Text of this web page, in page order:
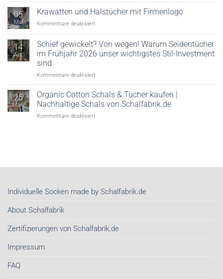
Veredelung
Möglichkeiten,
ein
tragen!
05
Mai
Krawatten und Halstücher mit Firmenlogo
Kommentare deaktiviert
und
Halstücher
mit
14
Apr.
Schief gewickelt? Von wegen! Warum Seidentücher
im Frühjahr 2026 unser wichtigstes Stil-Investment
sind
Kommentare deaktiviert
gewickelt?
Von
wegen!
wichtigstes
sind
25
März
Organic Cotton Schals & Tücher kaufen |
Nachhaltige Schals von Schalfabrik.de
Kommentare deaktiviert
kaufen
Schals
Individuelle Socken made by Schalfabrik.de
About Schalfabrik
Zertifizierungen von Schalfabrik.de
Impressum
FAQ